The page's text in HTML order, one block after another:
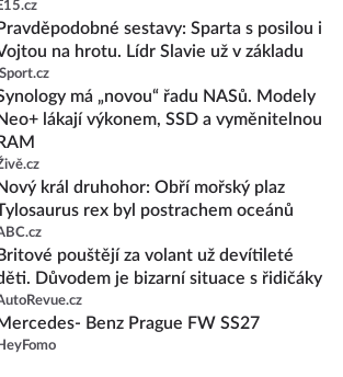
Pravděpodobné sestavy: Sparta s posilou i
na hrotu. Lídr Slavie už v základu
má „novou“ řadu NASů. Modely
Neo+ lákají výkonem, SSD a vyměnitelnou
RAM
Nový král druhohor: Obří mořský plaz
rex byl postrachem oceánů
Britové pouštějí za volant už devítileté
Důvodem je bizarní situace s řidičáky
Mercedes- Benz Prague FW SS27